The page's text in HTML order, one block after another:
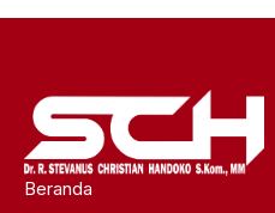
Beranda